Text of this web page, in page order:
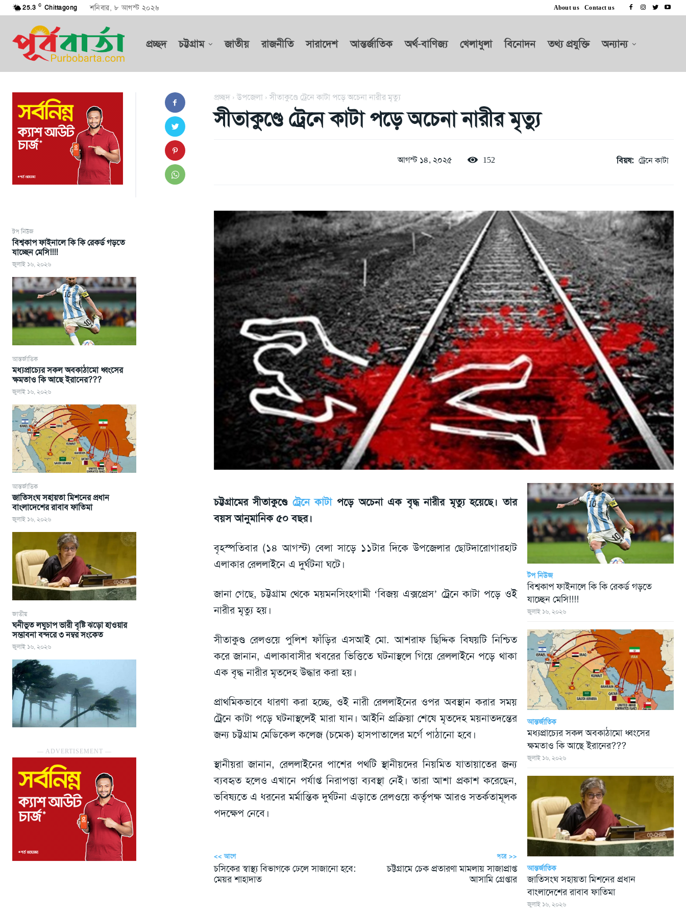
25.3 C Chittagong শনিবার, ৮ আগস্ট ২০২৬ About us Contact us
প্রচ্ছদ চট্টগ্রাম জাতীয় রাজনীতি সারাদেশ আন্তর্জাতিক অর্থ-বাণিজ্য খেলাধুলা বিনোদন তথ্য প্রযুক্তি অন্যান্য
টপ নিউজ
বিশ্বকাপ ফাইনালে কি কি রেকর্ড গড়তে
যাচ্ছেন মেসি!!!!
জুলাই ১৬, ২০২৬
আন্তর্জাতিক
মধ্যপ্রাচ্যের সকল অবকাঠামো ধ্বংসের
ক্ষমতাও কি আছে ইরানের???
জুলাই ১৬, ২০২৬
আন্তর্জাতিক
জাতিসংঘ সহায়তা মিশনের প্রধান
বাংলাদেশের রাবাব ফাতিমা
জুলাই ১৬, ২০২৬
জাতীয়
ঘনীভূত লঘুচাপ ভারী বৃষ্টি ঝড়ো হাওয়ার
সম্ভাবনা বন্দরে ৩ নম্বর সংকেত
জুলাই ১৬, ২০২৬
― ADVERTISEMENT ―
প্রচ্ছদ উপজেলা সীতাকুণ্ডে ট্রেনে কাটা পড়ে অচেনা নারীর মৃত্যু
সীতাকুণ্ডে ট্রেনে কাটা পড়ে অচেনা নারীর মৃত্যু
আগস্ট ১৪, ২০২৫ 152 বিয়ষ: ট্রেনে কাটা
চট্টগ্রামের সীতাকুণ্ডে ট্রেনে কাটাপড়ে অচেনা এক বৃদ্ধ নারীর মৃত্যু হয়েছে। তার
বয়স আনুমানিক ৫০ বছর।
বৃহস্পতিবার (১৪ আগস্ট) বেলা সাড়ে ১১টার দিকে উপজেলার ছোটদারোগারহাট
এলাকার রেললাইনে এ দুর্ঘটনা ঘটে।
জানা গেছে, চট্টগ্রাম থেকে ময়মনসিংহগামী ‘বিজয় এক্সপ্রেস’ ট্রেনে কাটা পড়ে ওই
নারীর মৃত্যু হয়।
সীতাকুণ্ড রেলওয়ে পুলিশ ফাঁড়ির এসআই মো. আশরাফ ছিদ্দিক বিষয়টি নিশ্চিত
করে জানান, এলাকাবাসীর খবরের ভিত্তিতে ঘটনাস্থলে গিয়ে রেললাইনে পড়ে থাকা
এক বৃদ্ধ নারীর মৃতদেহ উদ্ধার করা হয়।
প্রাথমিকভাবে ধারণা করা হচ্ছে, ওই নারী রেললাইনের ওপর অবস্থান করার সময়
ট্রেনে কাটা পড়ে ঘটনাস্থলেই মারা যান। আইনি প্রক্রিয়া শেষে মৃতদেহ ময়নাতদন্তের
জন্য চট্টগ্রাম মেডিকেল কলেজ (চমেক) হাসপাতালের মর্গে পাঠানো হবে।
স্থানীয়রা জানান, রেললাইনের পাশের পথটি স্থানীয়দের নিয়মিত যাতায়াতের জন্য
ব্যবহৃত হলেও এখানে পর্যাপ্ত নিরাপত্তা ব্যবস্থা নেই। তারা আশা প্রকাশ করেছেন,
ভবিষ্যতে এ ধরনের মর্মান্তিক দুর্ঘটনা এড়াতে রেলওয়ে কর্তৃপক্ষ আরও সতর্কতামূলক
পদক্ষেপ নেবে।
<< আগে
চসিকের স্বাস্থ্য বিভাগকে ঢেলে সাজানো হবে:
মেয়র শাহাদাত
পরে >>
চট্টগ্রামে চেক প্রতারণা মামলায় সাজাপ্রাপ্ত
আসামি গ্রেপ্তার
টপ নিউজ
বিশ্বকাপ ফাইনালে কি কি রেকর্ড গড়তে
যাচ্ছেন মেসি!!!!
জুলাই ১৬, ২০২৬
আন্তর্জাতিক
মধ্যপ্রাচ্যের সকল অবকাঠামো ধ্বংসের
ক্ষমতাও কি আছে ইরানের???
জুলাই ১৬, ২০২৬
আন্তর্জাতিক
জাতিসংঘ সহায়তা মিশনের প্রধান
বাংলাদেশের রাবাব ফাতিমা
জুলাই ১৬, ২০২৬